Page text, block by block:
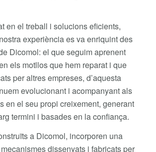
en el treball i solucions eficients,
experiència es va enriquint des
Dicomol: el que seguim aprenent
els motllos que hem reparat i que
per altres empreses, d’aquesta
evolucionant i acompanyant als
en el seu propi creixement, generant
termini i basades en la confiança.
a Dicomol, incorporen una
dissenyats i fabricats per